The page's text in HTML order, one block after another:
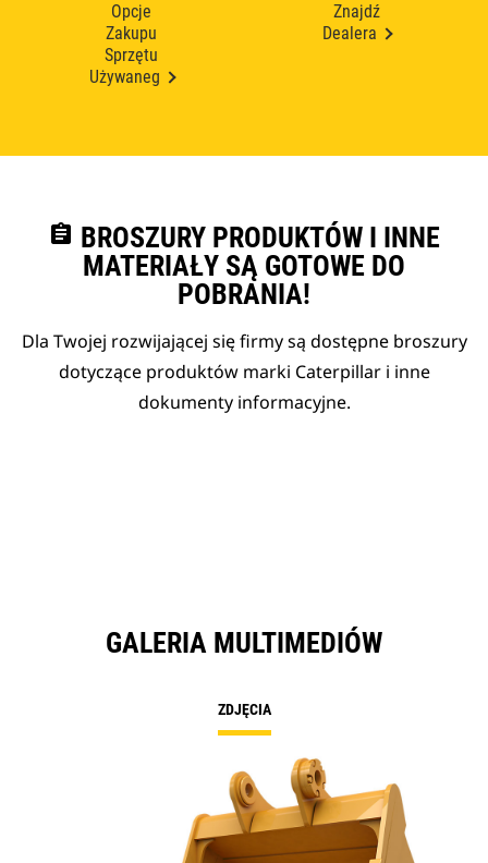
Opcje
Zakupu
Sprzętu
Używaneg
Znajdź
Dealera
assignment BROSZURY PRODUKTÓW I INNE
MATERIAŁY SĄ GOTOWE DO
POBRANIA!
Dla Twojej rozwijającej się firmy są dostępne broszury
dotyczące produktów marki Caterpillar i inne
dokumenty informacyjne.
GALERIA MULTIMEDIÓW
ZDJĘCIA